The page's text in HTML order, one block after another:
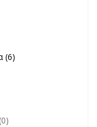
filter
(6)
filter